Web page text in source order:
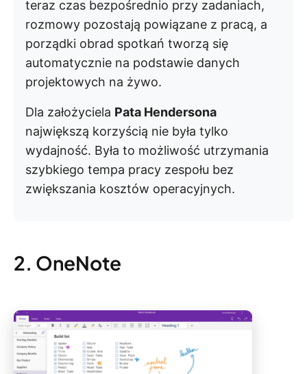
teraz czas bezpośrednio przy zadaniach,
rozmowy pozostają powiązane z pracą, a
porządki obrad spotkań tworzą się
automatycznie na podstawie danych
projektowych na żywo.
Dla założyciela Pata Hendersona
największą korzyścią nie była tylko
wydajność. Była to możliwość utrzymania
szybkiego tempa pracy zespołu bez
zwiększania kosztów operacyjnych.
2. OneNote